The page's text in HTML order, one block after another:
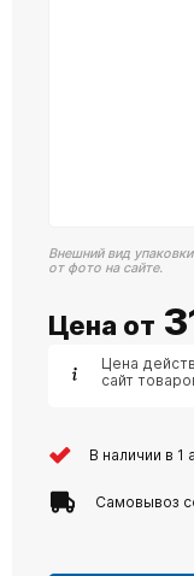
Внешний вид
от фото на сайте.
Цена от
Цена
сайт
В наличии в 1
Самовывоз